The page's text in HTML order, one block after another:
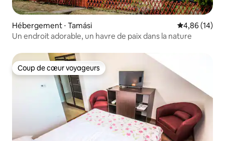
Hébergement ⋅ Tamási Évaluation
4,86 (14)
Un endroit adorable, un havre de paix dans la nature
Coup de cœur voyageurs
Coup de cœur voyageurs